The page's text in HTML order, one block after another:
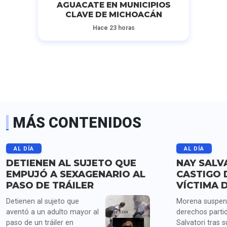
AGUACATE EN MUNICIPIOS
CLAVE DE MICHOACÁN
Hace 23 horas
MÁS CONTENIDOS
AL DÍA
DETIENEN AL SUJETO QUE
EMPUJÓ A SEXAGENARIO AL
PASO DE TRÁILER
Detienen al sujeto que
aventó a un adulto mayor al
paso de un tráiler en
AL DÍA
NAY
CASTIGO
VÍCTIMA
Morena
derechos
Salvatori tras